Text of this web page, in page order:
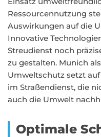
Ressourcennutzung
Auswirkungen auf die
Innovative
Streudienst noch
zu gestalten. Munich
Umweltschutz setzt
im Straßendienst, die
auch die Umwelt
Optimale